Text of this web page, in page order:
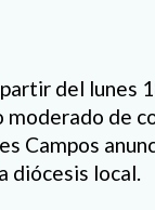
del lunes
de
Campos
diócesis local.